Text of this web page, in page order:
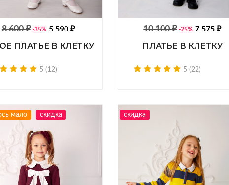
8 600 ₽ -35% 5 590 ₽
ПЛАТЬЕ В КЛЕТКУ
5 (12)
10 100 ₽ -25% 7 575 ₽
ПЛАТЬЕ В КЛЕТКУ
5 (22)
мало скидка скидка